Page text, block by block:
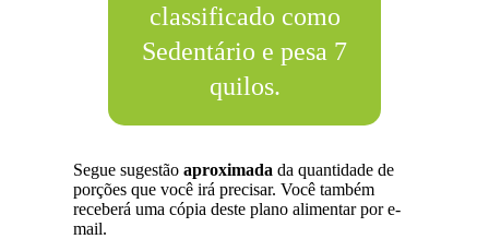
classificado como
Sedentário e pesa 7
quilos.
Segue sugestãoaproximada da quantidade de
porções que você irá precisar. Você também
receberá uma cópia deste plano alimentar por e-
mail.